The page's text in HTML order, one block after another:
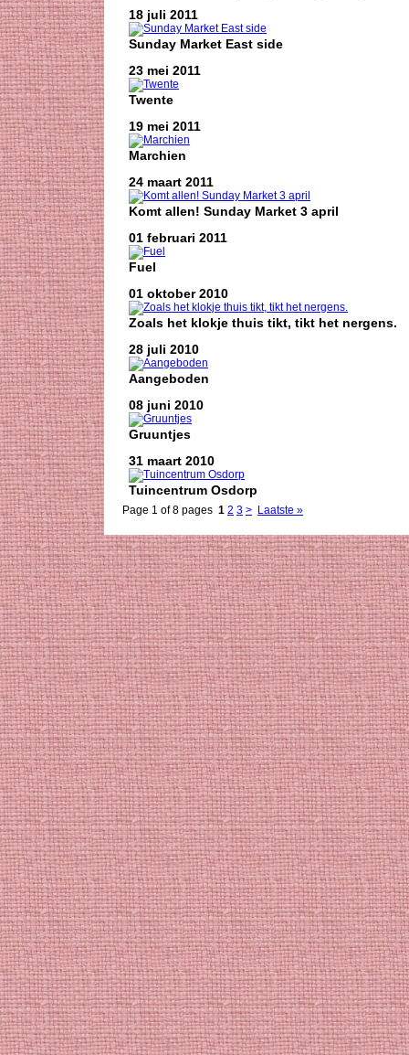
18 juli 2011
Sunday Market East side
23 mei 2011
Twente
19 mei 2011
Marchien
24 maart 2011
Komt allen! Sunday Market 3 april
01 februari 2011
Fuel
01 oktober 2010
Zoals het klokje thuis tikt, tikt het nergens.
28 juli 2010
Aangeboden
08 juni 2010
Gruuntjes
31 maart 2010
Tuincentrum Osdorp
Page 1 of 8 pages 1 2 3 > Laatste »